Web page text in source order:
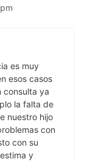
es muy
esos casos
consulta ya
la falta de
nuestro hijo
con
con su
y